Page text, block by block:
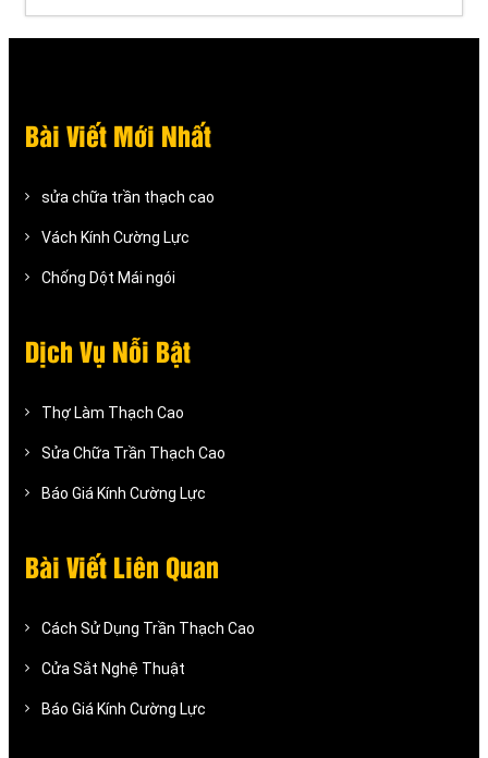
Bài Viết Mới Nhất
sửa chữa trần thạch cao
Vách Kính Cường Lực
Chống Dột Mái ngói
Dịch Vụ Nỗi Bật
Thợ Làm Thạch Cao
Sửa Chữa Trần Thạch Cao
Báo Giá Kính Cường Lực
Bài Viết Liên Quan
Cách Sử Dụng Trần Thạch Cao
Cửa Sắt Nghệ Thuật
Báo Giá Kính Cường Lực